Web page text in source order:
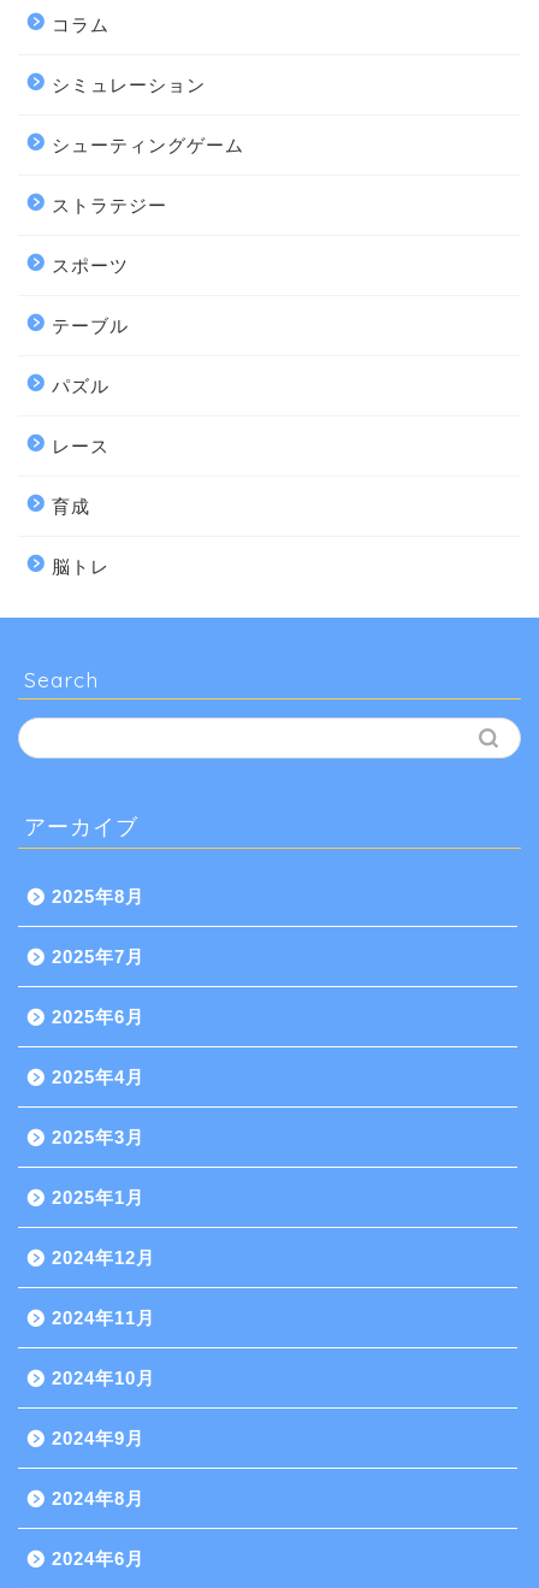
コラム
シミュレーション
シューティングゲーム
ストラテジー
スポーツ
テーブル
パズル
レース
育成
脳トレ
Search
アーカイブ
2025年8月
2025年7月
2025年6月
2025年4月
2025年3月
2025年1月
2024年12月
2024年11月
2024年10月
2024年9月
2024年8月
2024年6月